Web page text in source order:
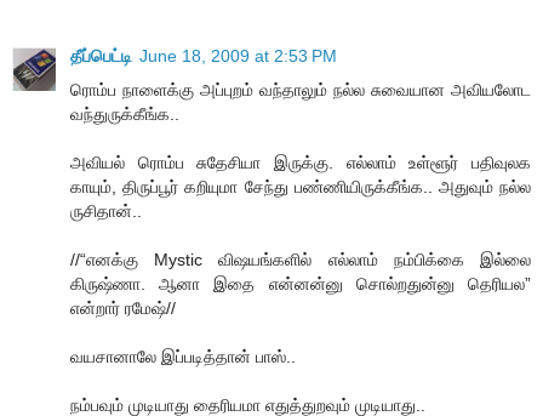
தீப்பெட்டி June 18, 2009 at 2:53 PM
ரொம்ப நாளைக்கு அப்புறம் வந்தாலும் நல்ல சுவையான அவியலோட
வந்துருக்கீங்க..
அவியல் ரொம்ப சுதேசியா இருக்கு. எல்லாம் உள்ளூர் பதிவுலக
காயும், திருப்பூர் கறியுமா சேந்து பண்ணியிருக்கீங்க.. அதுவும் நல்ல
ருசிதான்..
//“எனக்கு Mystic விஷயங்களில் எல்லாம் நம்பிக்கை இல்லை
கிருஷ்ணா. ஆனா இதை என்னன்னு சொல்றதுன்னு தெரியல”
என்றார் ரமேஷ்//
வயசானாலே இப்படித்தான் பாஸ்..
நம்பவும் முடியாது தைரியமா எதுத்துறவும் முடியாது..